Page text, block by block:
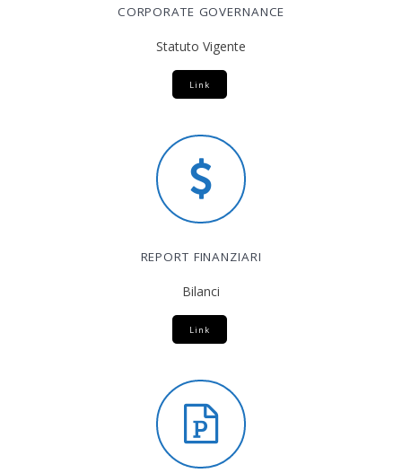
CORPORATE GOVERNANCE
Statuto Vigente
Link
REPORT FINANZIARI
Bilanci
Link